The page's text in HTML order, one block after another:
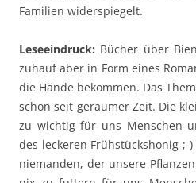
Familien widerspiegelt.
Leseeindruck: Bücher über
zuhauf aber in Form eines
die Hände bekommen. Das
schon seit geraumer Zeit. Die
zu wichtig für uns Menschen
des leckeren Frühstückshonig ;-
niemanden, der unsere